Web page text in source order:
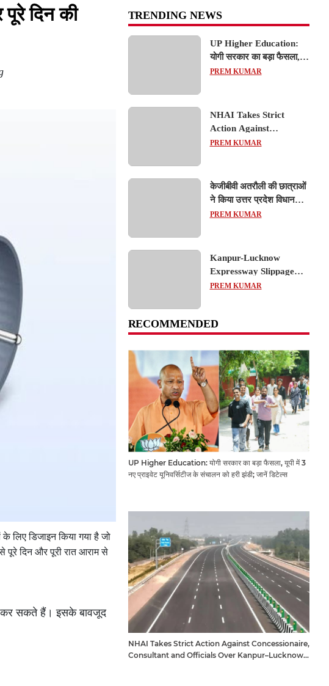
दिन की
लिए डिजाइन किया गया है जो
दिन और पूरी रात आराम से
कर सकते हैं। इसके बावजूद
TRENDING NEWS
UP Higher Education:
योगी सरकार का बड़ा फैसला,
यूपी में 3 नए प्राइवेट
PREM KUMAR
NHAI Takes Strict
Action Against
Concessionaire,
Expressway Issues
PREM KUMAR
केजीबीवी अतरौली की छात्राओं
ने किया उत्तर प्रदेश विधानसभा
का शैक्षिक भ्रमण, लोकतांत्रिक
PREM KUMAR
Kanpur-Lucknow
Expressway Slippage
Action: कानपुर-लखनऊ
और कंपनियों पर गिरी गाज,
PREM KUMAR
RECOMMENDED
UP Higher Education: योगी सरकार का बड़ा फैसला, यूपी में 3
नए प्राइवेट यूनिवर्सिटीज के संचालन को हरी झंडी; जानें डिटेल्स
NHAI Takes Strict Action Against Concessionaire,
Consultant and Officials Over Kanpur–Lucknow